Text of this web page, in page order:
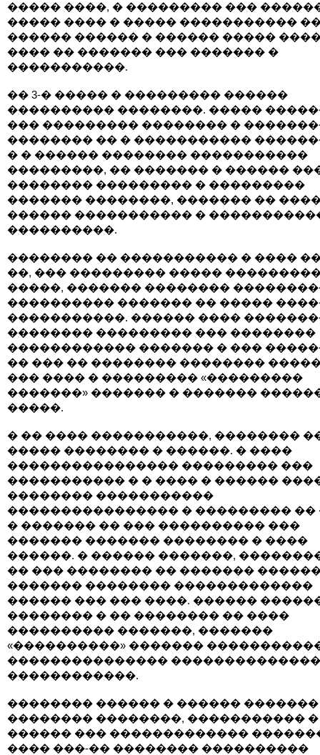
����� ����, � ��������� ���
����� ���� � ����� �����������
������ ������ � ������ �����
���� �� ������� ��� ������� �
�����������.
�� 3-� ����� � ��������� ������
���������� ��������. �����
��� ��������� �������� �
�������� �� � �����������
� � ������ �������� �����������
���������, �� ������� � ������
�������� ��������� � ���������
������� ��������, ������� ��
������ ����������� �
����������.
�������� �� ����������� � ����
��, ��� ��������� �����
�����, ������� ��������
���������� ������� �� �����
�����������. ������ ����
�������� ��������� ��� ��������
������������ ������� � ���
�� ��� �� �������� ��������
��� ���� � ��������� «���������
�������» ������� � �������
�����.
� �� ���� �����������, ��������
����� �������� � ������. � ����
���������������� ��������� ���
����������� � � ���� � ������
�������� �����������
���������������� � ��������� ��
� ������� �� ��� ���������� ���
������� ������� �������� � ����
������. � ������ �������,
�� ��� �������� �� �������
������� �������� �������������
������ ��� ��� ����. ������
�������� � �� �������� �� ����
���������� �������, �������
«����������» �������
��������������� ��������������
������������.
�������� ������ � ������ �������
�������� ��������, �����������
������ ��� �������������
���� ���-�� �������� ����������